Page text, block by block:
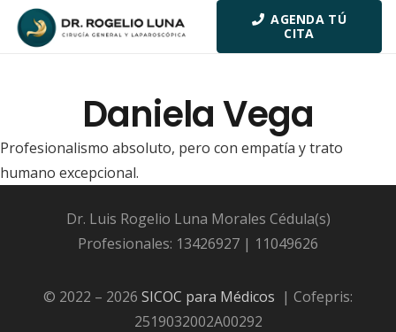
AGENDA TÚ
CITA
Daniela Vega
Profesionalismo absoluto, pero con empatía y trato
humano excepcional.
Dr. Luis Rogelio Luna Morales Cédula(s)
Profesionales: 13426927 | 11049626
© 2022 – 2026 SICOC para Médicos | Cofepris:
2519032002A00292